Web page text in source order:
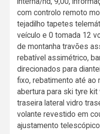
com controlo remoto
tejadilho tapetes
veículo e 0 tomada 12
de montanha travões
rebatível assimétrico,
direcionados para
fixo, rebatimento até ao
abertura para ski tyre
traseira lateral vidro
volante revestido em
ajustamento